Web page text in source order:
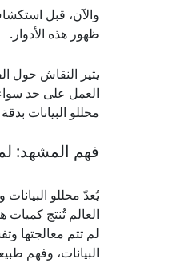
والآن، قبل
ظهور هذه الأدوار.
يثير النقاش حول
العمل على حد سواء.
محللو البيانات
فهم المشهد:
يُعدّ محللو
العالم تُنتج كميات
لم تتم معالجتها
البيانات، وفهم